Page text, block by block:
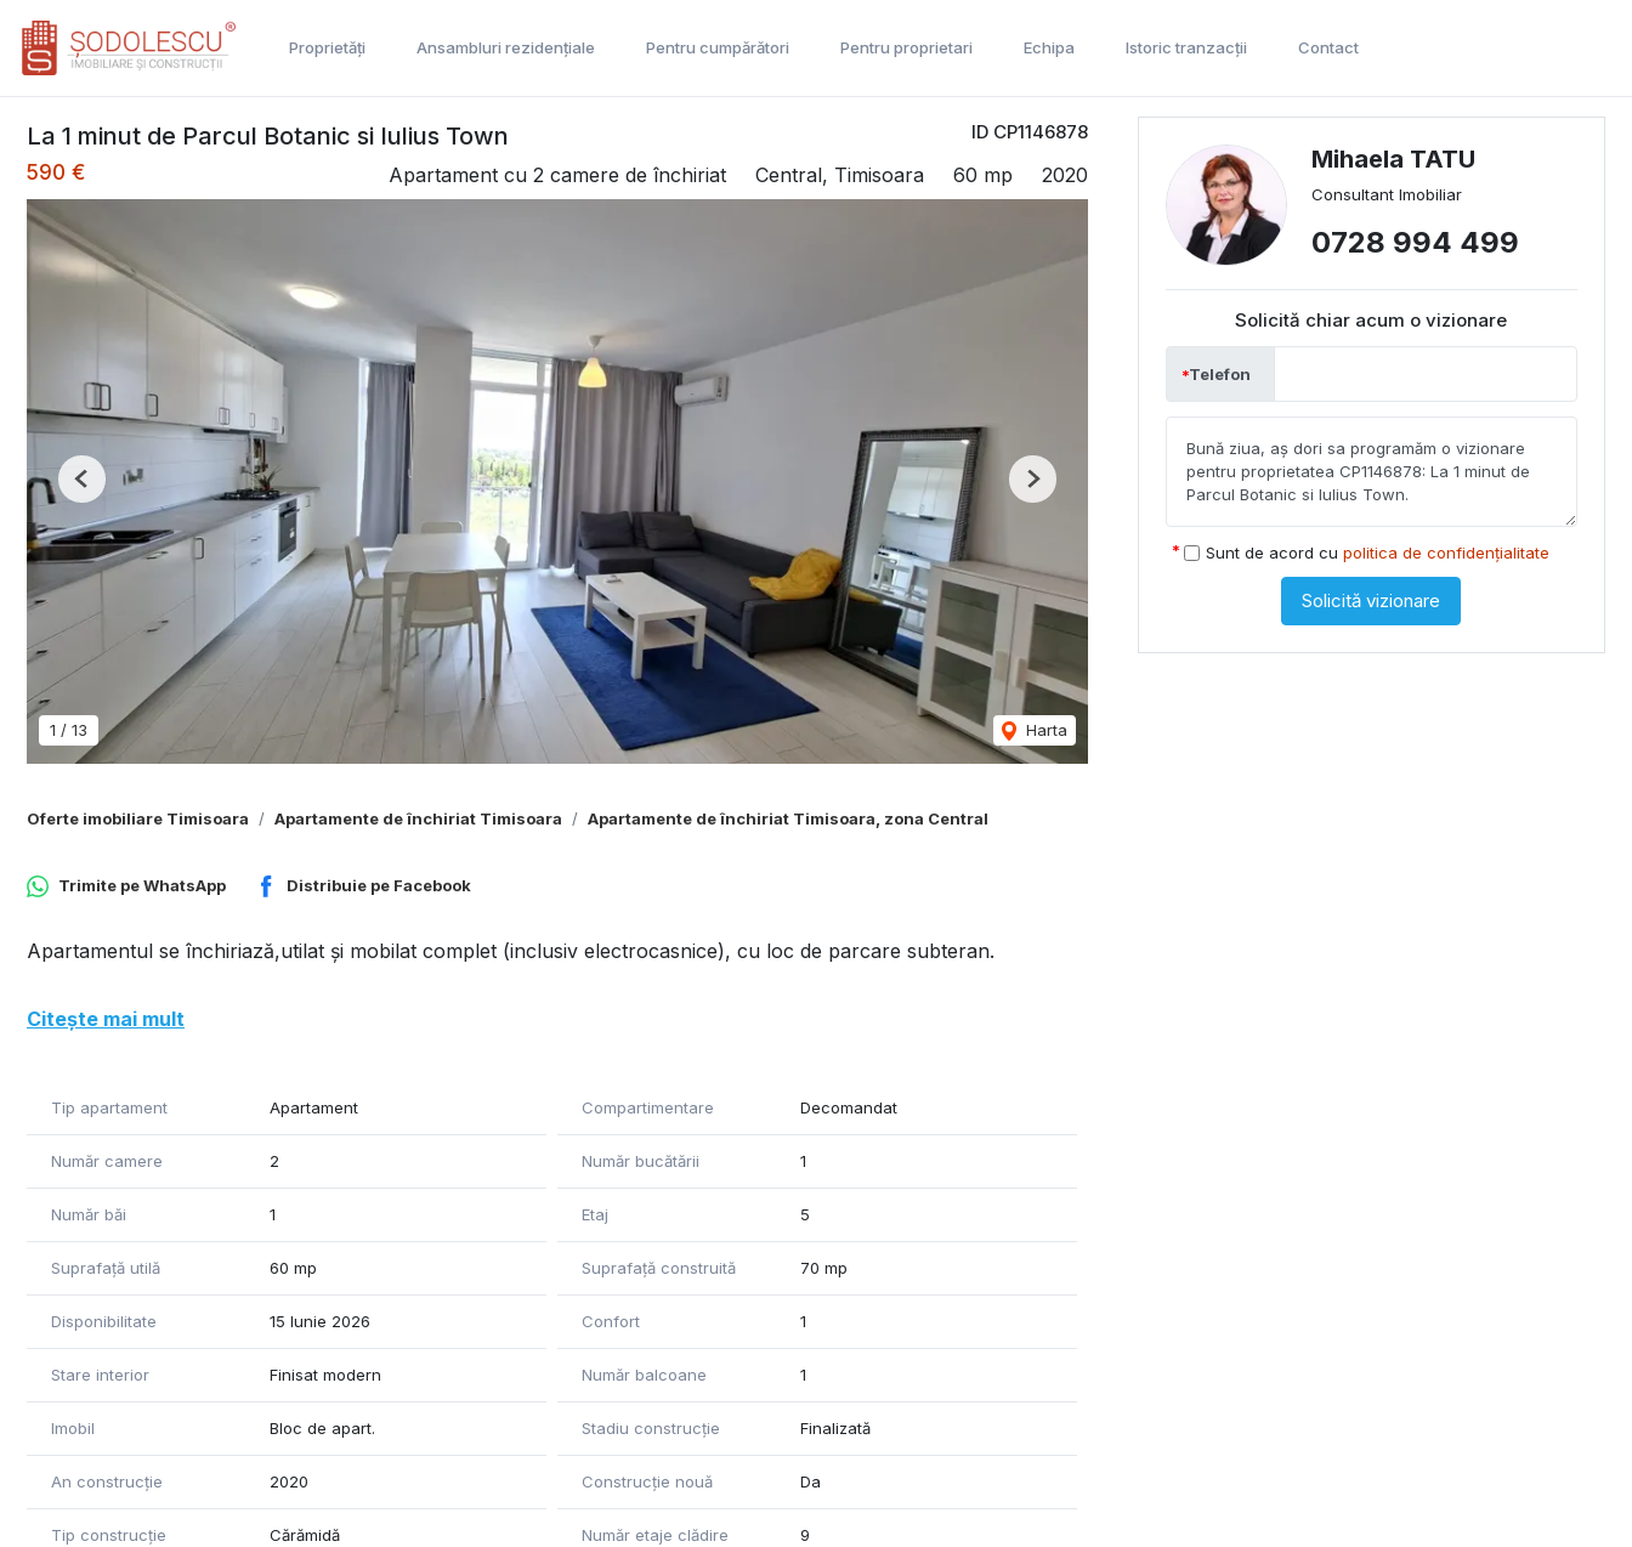
Proprietăți Ansambluri rezidențiale Pentru cumpărători Pentru proprietari Echipa Istoric tranzacții Contact
ID CP1146878
La 1 minut de Parcul Botanic si Iulius Town
590 € Apartament cu 2 camere de închiriat Central, Timisoara 60 mp 2020
1 / 13 Harta
Previous Next
Oferte imobiliare Timisoara Apartamente de închiriat Timisoara Apartamente de închiriat Timisoara, zona Central
Trimite peWhatsApp Distribuie pe Facebook
Apartamentul se închiriază,utilat și mobilat complet (inclusiv electrocasnice), cu loc de parcare subteran.
Citește mai mult
Tip apartament Apartament Compartimentare Decomandat
Număr camere 2 Număr bucătării 1
Număr băi 1 Etaj 5
Suprafață utilă 60 mp Suprafață construită 70 mp
Disponibilitate 15 Iunie 2026 Confort 1
Stare interior Finisat modern Număr balcoane 1
Imobil Bloc de apart. Stadiu construcție Finalizată
An construcție 2020 Construcție nouă Da
Tip construcție Cărămidă Număr etaje clădire 9
Mihaela TATU
Consultant Imobiliar
0728 994 499
Solicită chiar acum o vizionare
Telefon
Sunt de acord cu politica de confidențialitate
Solicită vizionare